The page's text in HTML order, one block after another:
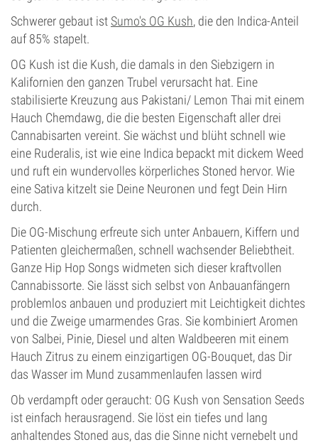
Schwerer gebaut ist Sumo's OG Kush, die den Indica-Anteil
auf 85% stapelt.
OG Kush ist die Kush, die damals in den Siebzigern in
Kalifornien den ganzen Trubel verursacht hat. Eine
stabilisierte Kreuzung aus Pakistani/ Lemon Thai mit einem
Hauch Chemdawg, die die besten Eigenschaft aller drei
Cannabisarten vereint. Sie wächst und blüht schnell wie
eine Ruderalis, ist wie eine Indica bepackt mit dickem Weed
und ruft ein wundervolles körperliches Stoned hervor. Wie
eine Sativa kitzelt sie Deine Neuronen und fegt Dein Hirn
durch.
Die OG-Mischung erfreute sich unter Anbauern, Kiffern und
Patienten gleichermaßen, schnell wachsender Beliebtheit.
Ganze Hip Hop Songs widmeten sich dieser kraftvollen
Cannabissorte. Sie lässt sich selbst von Anbauanfängern
problemlos anbauen und produziert mit Leichtigkeit dichtes
und die Zweige umarmendes Gras. Sie kombiniert Aromen
von Salbei, Pinie, Diesel und alten Waldbeeren mit einem
Hauch Zitrus zu einem einzigartigen OG-Bouquet, das Dir
das Wasser im Mund zusammenlaufen lassen wird
Ob verdampft oder geraucht: OG Kush von Sensation Seeds
ist einfach herausragend. Sie löst ein tiefes und lang
anhaltendes Stoned aus, das die Sinne nicht vernebelt und